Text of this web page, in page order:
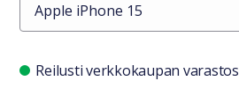
Saatavuustiedot
Reilusti verkkokaupan